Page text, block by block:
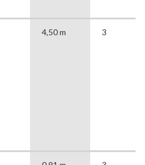
4,50 m 3